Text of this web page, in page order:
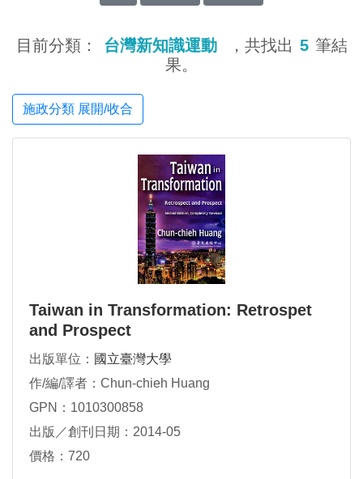
目前分類： 台灣新知識運動 ，共找出 5 筆結
果。
施政分類 展開/收合
Taiwan in Transformation: Retrospet
and Prospect
出版單位： 國立臺灣大學
作/編/譯者：Chun-chieh Huang
GPN：1010300858
出版／創刊日期：2014-05
價格：720